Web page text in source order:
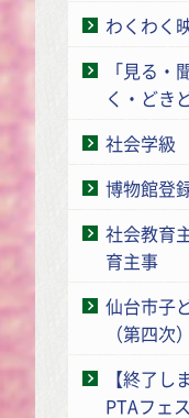
わくわく
「見る
く・どき
社会学級
博物館登
社会教育
育主事
仙台市子
（第四次
【終了
PTAフェ